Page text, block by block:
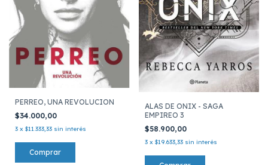
PERREO, UNA REVOLUCION
$34.000,00
3 x $11.333,33 sin interés
ALAS DE ONIX - SAGA
EMPIREO 3
$58.900,00
3 x $19.633,33 sin interés